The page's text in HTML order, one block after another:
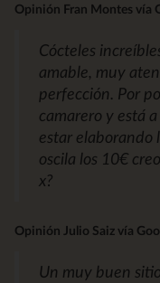
Opinión Fran Montes vía
Cócteles
amable, muy
perfección. Por
camarero y está
estar elaborando
oscila los 10€
x?
Opinión Julio Saiz vía
Un muy buen